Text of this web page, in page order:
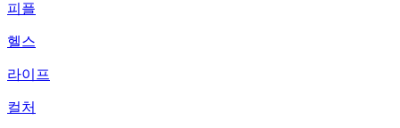
피플
헬스
라이프
컬처